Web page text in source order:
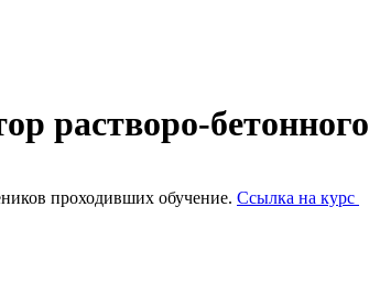
растворо-
проходивших обучение. Ссылка на курс